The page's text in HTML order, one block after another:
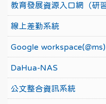
教育發展資源入口網（研
線上差勤系統
Google workspace(@ms)
DaHua-NAS
公文整合資訊系統